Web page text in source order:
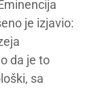
je izjavio:
da je to
sa